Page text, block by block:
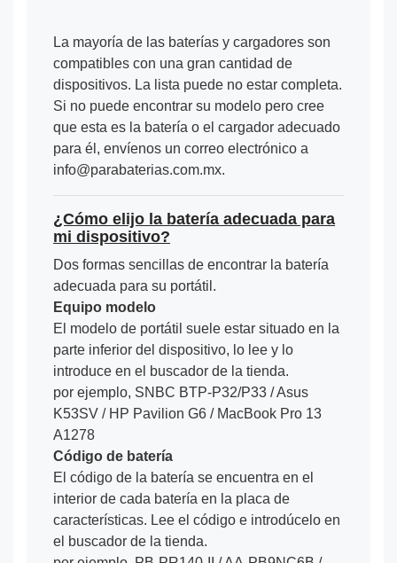
La mayoría de las baterías y cargadores son
compatibles con una gran cantidad de
dispositivos. La lista puede no estar completa.
Si no puede encontrar su modelo pero cree
que esta es la batería o el cargador adecuado
para él, envíenos un correo electrónico a
info@parabaterias.com.mx.
¿Cómo elijo la batería adecuada para
mi dispositivo?
Dos formas sencillas de encontrar la batería
adecuada para su portátil.
Equipo modelo
El modelo de portátil suele estar situado en la
parte inferior del dispositivo, lo lee y lo
introduce en el buscador de la tienda.
por ejemplo, SNBC BTP-P32/P33 / Asus
K53SV / HP Pavilion G6 / MacBook Pro 13
A1278
Código de batería
El código de la batería se encuentra en el
interior de cada batería en la placa de
características. Lee el código e introdúcelo en
el buscador de la tienda.